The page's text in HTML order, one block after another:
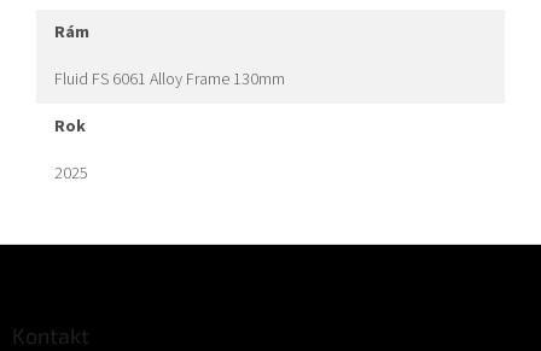
rám
Fluid FS 6061 Alloy Frame 130mm
rok
2025
Kontakt